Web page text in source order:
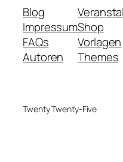
Blog
Impressum
FAQs
Autoren
Shop
Vorlagen
Themes
Twenty Twenty-Five